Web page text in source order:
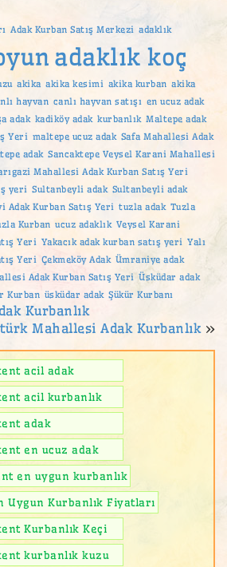
Adak Kurban Satış Merkezi adaklık
adaklık koç
akika akika kesimi akika kurban akika
hayvan canlı hayvan satışı en ucuz adak
adak kadiköy adak kurbanlık Maltepe adak
Yeri maltepe ucuz adak Safa Mahallesi Adak
adak Sancaktepe Veysel Karani Mahallesi
Mahallesi Adak Kurban Satış Yeri
yeri Sultanbeyli adak Sultanbeyli adak
Adak Kurban Satış Yeri tuzla adak Tuzla
Kurban ucuz adaklık Veysel Karani
Yeri Yakacık adak kurban satış yeri Yalı
Yeri Çekmeköy Adak Ümraniye adak
Adak Kurban Satış Yeri Üsküdar adak
Kurban üsküdar adak Şükür Kurbanı
Kurbanlık
Mahallesi Adak Kurbanlık »
acil adak
acil kurbanlık
adak
en ucuz adak
en uygun kurbanlık
Uygun Kurbanlık Fiyatları
Kurbanlık Keçi
kurbanlık kuzu